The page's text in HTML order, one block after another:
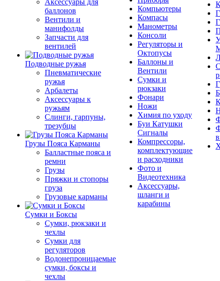
Аксессуары для
баллонов
Вентили и
манифолды
Запчасти для
вентилей
Подводные ружья
Пневматические
ружья
Арбалеты
Аксессуары к
ружьям
Слинги, гарпуны,
трезубцы
Грузы Пояса Карманы
Балластные пояса и
ремни
Грузы
Пряжки и стопоры
груза
Грузовые карманы
Сумки и Боксы
Сумки, рюкзаки и
чехлы
Сумки для
регуляторов
Водонепроницаемые
сумки, боксы и
чехлы
Компьютеры
Компасы
Манометры
Консоли
Регуляторы и
Октопусы
Баллоны и
Вентили
Сумки и
рюкзаки
Фонари
Ножи
Химия по уходу
Буи Катушки
Сигналы
Компрессоры,
комплектующие
и расходники
Фото и
Видеотехника
Аксессуары,
шланги и
карабины